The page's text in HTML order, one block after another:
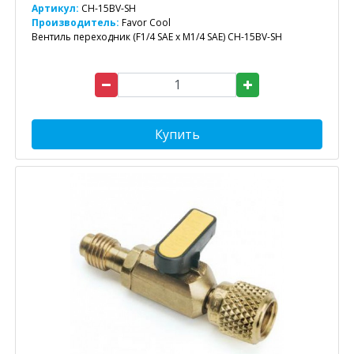
Артикул: CH-15BV-SH
Производитель: Favor Cool
Вентиль переходник (F1/4 SAE x M1/4 SAE) CH-15BV-SH
Купить